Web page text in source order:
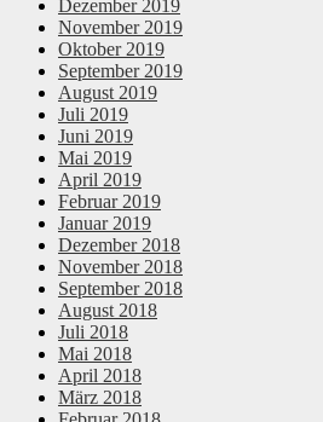
Dezember 2019
November 2019
Oktober 2019
September 2019
August 2019
Juli 2019
Juni 2019
Mai 2019
April 2019
Februar 2019
Januar 2019
Dezember 2018
November 2018
September 2018
August 2018
Juli 2018
Mai 2018
April 2018
März 2018